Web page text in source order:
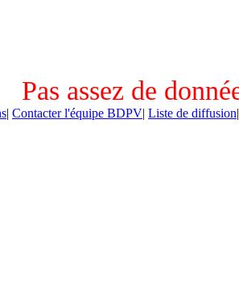
Pas assez de
| Contacter l'équipe BDPV| Liste de diffusion